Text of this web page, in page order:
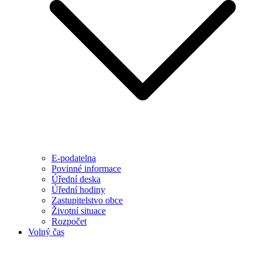
E-podatelna
Povinné informace
Úřední deska
Úřední hodiny
Zastupitelstvo obce
Životní situace
Rozpočet
Volný čas